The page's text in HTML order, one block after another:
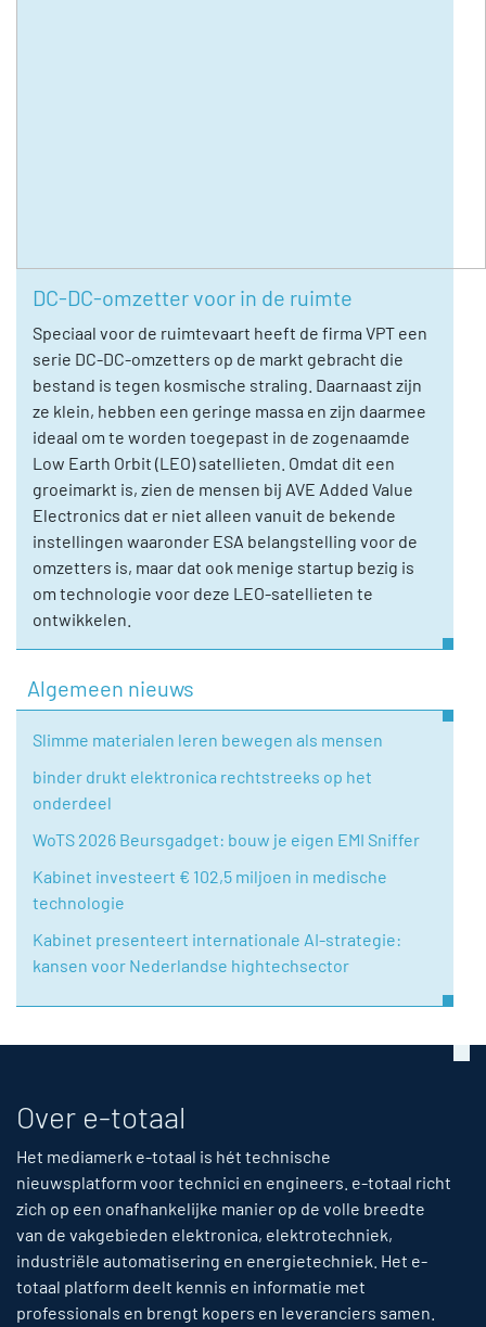
DC-DC-omzetter voor in de ruimte
Speciaal voor de ruimtevaart heeft de firma VPT een
serie DC-DC-omzetters op de markt gebracht die
bestand is tegen kosmische straling. Daarnaast zijn
ze klein, hebben een geringe massa en zijn daarmee
ideaal om te worden toegepast in de zogenaamde
Low Earth Orbit (LEO) satellieten. Omdat dit een
groeimarkt is, zien de mensen bij AVE Added Value
Electronics dat er niet alleen vanuit de bekende
instellingen waaronder ESA belangstelling voor de
omzetters is, maar dat ook menige startup bezig is
om technologie voor deze LEO-satellieten te
ontwikkelen.
Algemeen nieuws
Slimme materialen leren bewegen als mensen
binder drukt elektronica rechtstreeks op het
onderdeel
WoTS 2026 Beursgadget: bouw je eigen EMI Sniffer
Kabinet investeert € 102,5 miljoen in medische
technologie
Kabinet presenteert internationale AI-strategie:
kansen voor Nederlandse hightechsector
Over e-totaal
Het mediamerk e-totaal is hét technische
nieuwsplatform voor technici en engineers. e-totaal richt
zich op een onafhankelijke manier op de volle breedte
van de vakgebieden elektronica, elektrotechniek,
industriële automatisering en energietechniek. Het e-
totaal platform deelt kennis en informatie met
professionals en brengt kopers en leveranciers samen.